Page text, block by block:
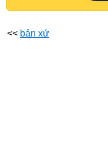
<< bản xứ